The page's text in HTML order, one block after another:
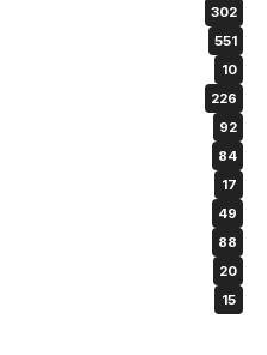
302
551
10
226
92
84
17
49
88
20
15